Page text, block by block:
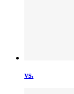
vs.